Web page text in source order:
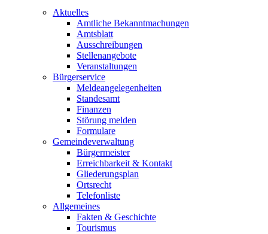
Aktuelles
Amtliche Bekanntmachungen
Amtsblatt
Ausschreibungen
Stellenangebote
Veranstaltungen
Bürgerservice
Meldeangelegenheiten
Standesamt
Finanzen
Störung melden
Formulare
Gemeindeverwaltung
Bürgermeister
Erreichbarkeit & Kontakt
Gliederungsplan
Ortsrecht
Telefonliste
Allgemeines
Fakten & Geschichte
Tourismus